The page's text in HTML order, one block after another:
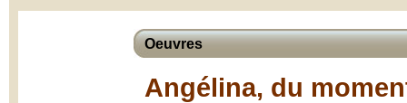
Oeuvres
Angélina, du